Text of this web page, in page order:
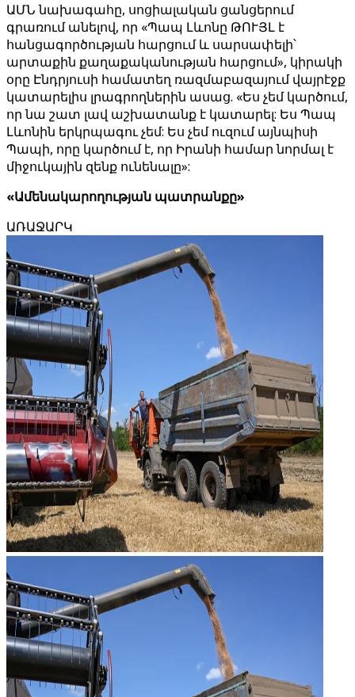
ԱՄՆ նախագահը, սոցիալական ցանցերում
գրառում անելով, որ «Պապ Լևոնը ԹՈՒՅԼ է
հանցագործության հարցում և սարսափելի՝
արտաքին քաղաքականության հարցում», կիրակի
օրը Էնդրյուսի համատեղ ռազմաբազայում վայրէջք
կատարելիս լրագրողներին ասաց. «Ես չեմ կարծում,
որ նա շատ լավ աշխատանք է կատարել: Ես Պապ
Լևոնին երկրպագու չեմ: Ես չեմ ուզում այնպիսի
Պապի, որը կարծում է, որ Իրանի համար նորմալ է
միջուկային զենք ունենալը»:
«Ամենակարողության պատրանքը»
ԱՌԱՋԱՐԿ